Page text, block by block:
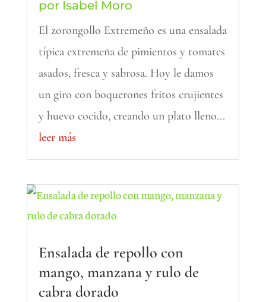
por Isabel Moro
El zorongollo Extremeño es una ensalada
típica extremeña de pimientos y tomates
asados, fresca y sabrosa. Hoy le damos
un giro con boquerones fritos crujientes
y huevo cocido, creando un plato lleno...
leer más
Ensalada de repollo con
mango, manzana y rulo de
cabra dorado